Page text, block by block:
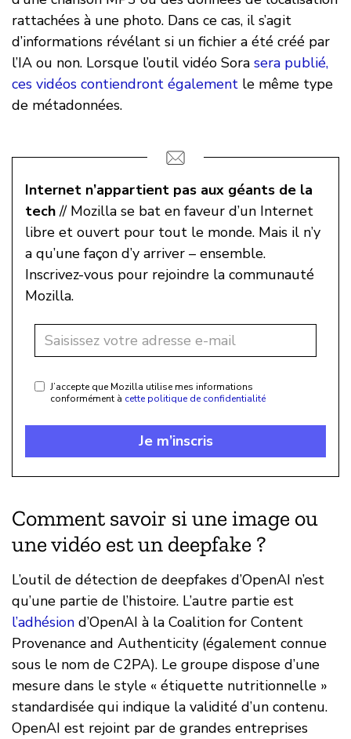
rattachées à une photo. Dans ce cas, il s’agit
d’informations révélant si un fichier a été créé par
l’IA ou non. Lorsque l’outil vidéo Sora sera publié,
ces vidéos contiendront également le même type
de métadonnées.
Internet n’appartient pas aux géants de la
tech// Mozilla se bat en faveur d’un Internet
libre et ouvert pour tout le monde. Mais il n’y
a qu’une façon d’y arriver – ensemble.
Inscrivez-vous pour rejoindre la communauté
Mozilla.
J’accepte que Mozilla utilise mes informations
conformément à cette politique de confidentialité
Je m’inscris
Comment savoir si une image ou
une vidéo est un deepfake ?
L’outil de détection de deepfakes d’OpenAI n’est
qu’une partie de l’histoire. L’autre partie est
l’adhésion d’OpenAI à la Coalition for Content
Provenance and Authenticity (également connue
sous le nom de C2PA). Le groupe dispose d’une
mesure dans le style « étiquette nutritionnelle »
standardisée qui indique la validité d’un contenu.
OpenAI est rejoint par de grandes entreprises